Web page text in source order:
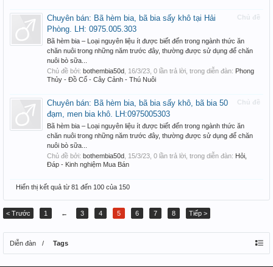
Chủ đề
Chuyên bán: Bã hèm bia, bã bia sấy khô tại Hải
Phòng. LH: 0975.005.303
Bã hèm bia – Loại nguyên liệu ít được biết đến trong ngành thức ăn
chăn nuôi trong những năm trước đây, thường được sử dụng để chăn
nuôi bò sữa...
Chủ đề bởi: bothembia50d 16/3/23 , 0 lần trả lời, trong diễn đàn: Phong
Thủy - Đồ Cổ - Cây Cảnh - Thú Nuôi
Chủ đề
Chuyên bán: Bã hèm bia, bã bia sấy khô, bã bia 50
đạm, men bia khô. LH:0975005303
Bã hèm bia – Loại nguyên liệu ít được biết đến trong ngành thức ăn
chăn nuôi trong những năm trước đây, thường được sử dụng để chăn
nuôi bò sữa...
Chủ đề bởi: bothembia50d 15/3/23 , 0 lần trả lời, trong diễn đàn: Hỏi,
Đáp - Kinh nghiệm Mua Bán
Hiển thị kết quả từ 81 đến 100 của 150
< Trước 1 ← 3 4 5 6 7 8 Tiếp >
Diễn đàn Tags